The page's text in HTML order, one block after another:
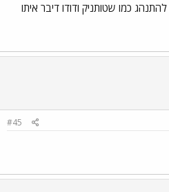
להתנהג כמו שטותניק ודודו דיבר איתו
#45